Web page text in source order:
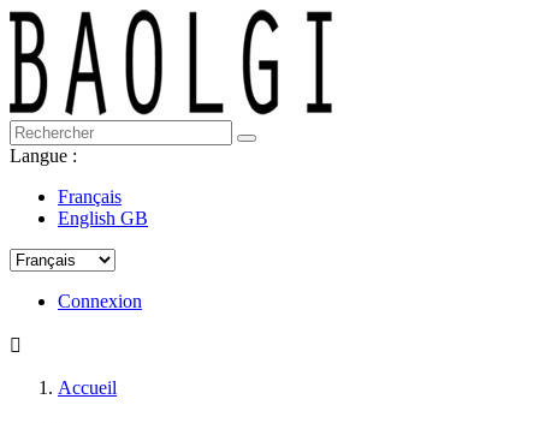
Langue :
Français
English GB
Connexion

Accueil